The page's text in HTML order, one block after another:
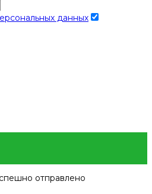
данных
отправлено